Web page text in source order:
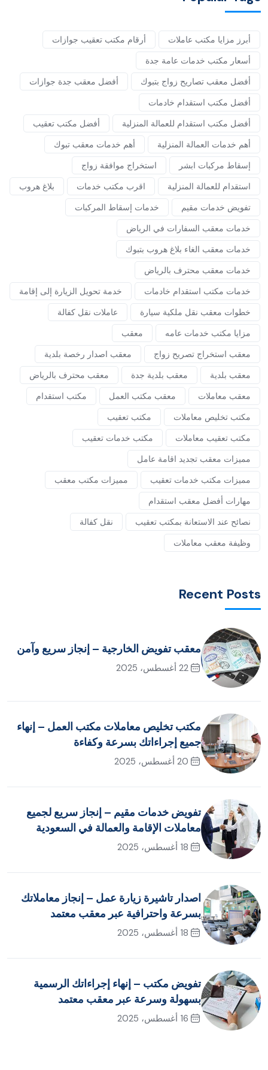
أبرز مزايا مكتب عاملات
أرقام مكتب تعقيب جوازات
أسعار مكتب خدمات عامة جدة
أفضل معقب تصاريح زواج بتبوك
أفضل معقب جدة جوازات
أفضل مكتب استقدام خادمات
أفضل مكتب استقدام للعمالة المنزلية
أفضل مكتب تعقيب
أهم خدمات العمالة المنزلية
أهم خدمات معقب تبوك
إسقاط مركبات ابشر
استخراج موافقة زواج
استقدام للعمالة المنزلية
اقرب مكتب خدمات
بلاغ هروب
تفويض خدمات مقيم
خدمات إسقاط المركبات
خدمات معقب السفارات في الرياض
خدمات معقب الغاء بلاغ هروب بتبوك
خدمات معقب محترف بالرياض
خدمات مكتب استقدام خادمات
خدمة تحويل الزيارة إلى إقامة
خطوات معقب نقل ملكية سيارة
عاملات نقل كفالة
مزايا مكتب خدمات عامه
معقب
معقب استخراج تصريح زواج
معقب اصدار رخصة بلدية
معقب بلدية
معقب بلدية جدة
معقب محترف بالرياض
معقب معاملات
معقب مكتب العمل
مكتب استقدام
مكتب تخليص معاملات
مكتب تعقيب
مكتب تعقيب معاملات
مكتب خدمات تعقيب
مميزات معقب تجديد اقامة عامل
مميزات مكتب خدمات تعقيب
مميزات مكتب معقب
مهارات أفضل معقب استقدام
نصائح عند الاستعانة بمكتب تعقيب
نقل كفالة
وظيفة معقب معاملات
Recent Posts
معقب تفويض الخارجية – إنجاز سريع وآمن
22 أغسطس، 2025
مكتب تخليص معاملات مكتب العمل – إنهاء
جميع إجراءاتك بسرعة وكفاءة
20 أغسطس، 2025
تفويض خدمات مقيم – إنجاز سريع لجميع
معاملات الإقامة والعمالة في السعودية
18 أغسطس، 2025
اصدار تاشيرة زيارة عمل – إنجاز معاملاتك
بسرعة واحترافية عبر معقب معتمد
18 أغسطس، 2025
تفويض مكتب – إنهاء إجراءاتك الرسمية
بسهولة وسرعة عبر معقب معتمد
16 أغسطس، 2025